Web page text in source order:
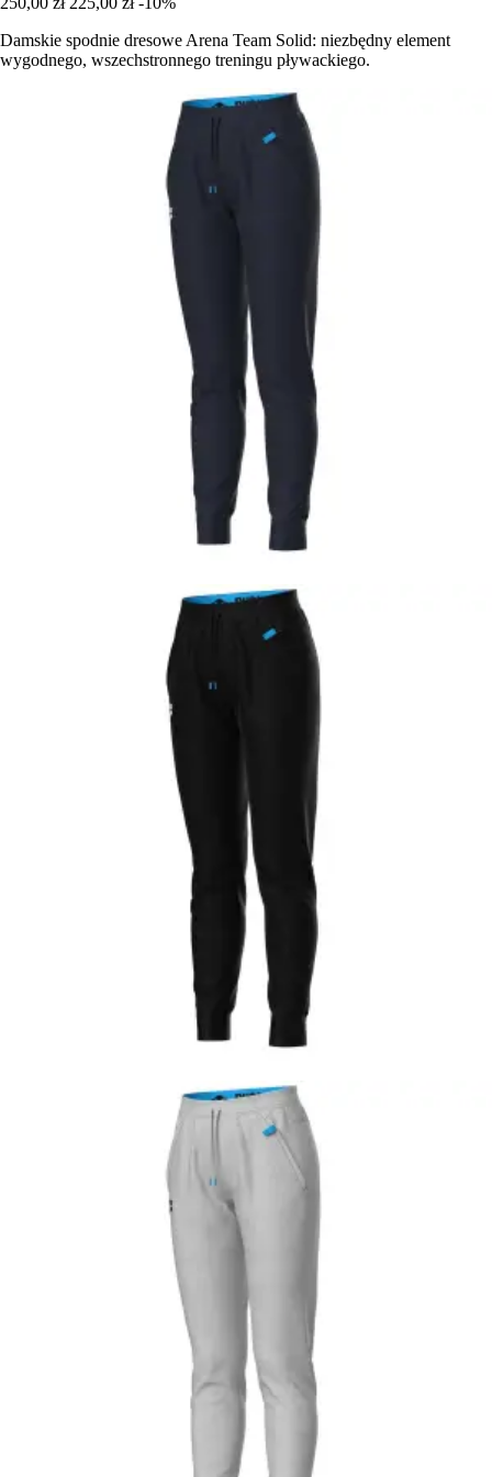
Damskie spodnie dresowe Arena Team Solid: niezbędny element
wygodnego, wszechstronnego treningu pływackiego.